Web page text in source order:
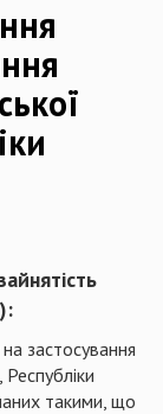
застосування
такими, що